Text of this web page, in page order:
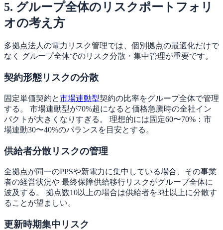
5. グループ全体のリスクポートフォリ
オの考え方
多拠点法人の電力リスク管理では、個別拠点の最適化だけで
なく グループ全体でのリスク分散・集中管理が重要です。
契約形態リスクの分散
固定単価契約と市場連動型契約の比率をグループ全体で管理
する。 市場連動型が70%超になると価格急騰時の全社イン
パクトが大きくなりすぎる。 理想的には固定60〜70%：市
場連動30〜40%のバランスを目安とする。
供給者分散リスクの管理
全拠点が同一のPPSや新電力に集中している場合、その事業
者の経営状況や 最終保障供給移行リスクがグループ全体に
波及する。 拠点数10以上の場合は供給者を3社以上に分散す
ることが望ましい。
更新時期集中リスク